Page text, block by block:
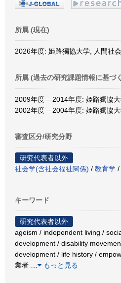
所属 (現在)
2026年度: 姫路獨協大学, 人間社
所属 (過去の研究課題情報に基づ
2009年度 – 2014年度: 姫路獨協
2002年度 – 2004年度: 姫路獨協
審査区分/研究分野
研究代表者以外
社会学(含社会福祉関係) / 教育学 /
キーワード
研究代表者以外
ageism / independent living /
development / disability
development / life history /
業者
もっと見る